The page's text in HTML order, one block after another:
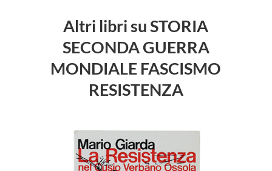
Altri libri su STORIA
SECONDA GUERRA
MONDIALE FASCISMO
RESISTENZA